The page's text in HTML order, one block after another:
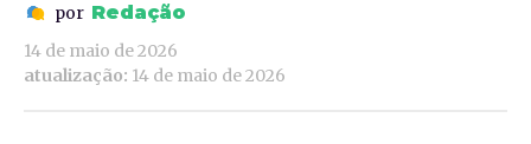
por Redação
14 de maio de 2026
atualização: 14 de maio de 2026